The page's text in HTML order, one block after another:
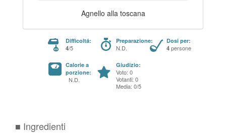
Agnello alla toscana
Difficoltá:
4/5
Preparazione:
N.D.
Dosi per:
4 persone
Calorie a
porzione:
N.D.
Giudizio:
Voto: 0
Votanti: 0
Media: 0/5
■ Ingredienti